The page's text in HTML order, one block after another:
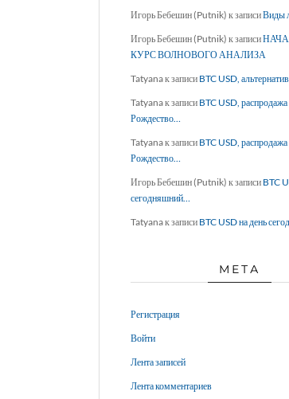
Игорь Бебешин (Putnik) к записиВиды
Игорь Бебешин (Putnik) к записи
КУРС ВОЛНОВОГО АНАЛИЗА
Tatyanaк записи BTC USD,
Tatyanaк записи BTC USD,
Рождество…
Tatyanaк записи BTC USD,
Рождество…
Игорь Бебешин (Putnik) к записи BTC
сегодняшний…
Tatyanaк записи BTC USD на день
МЕТА
Регистрация
Войти
Лента записей
Лента комментариев